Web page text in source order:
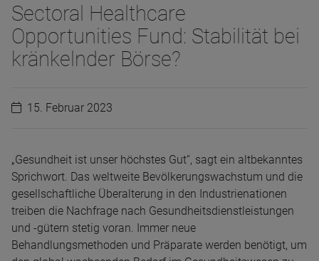
Sectoral Healthcare
Opportunities Fund: Stabilität bei
kränkelnder Börse?
15. Februar 2023
„Gesundheit ist unser höchstes Gut“, sagt ein altbekanntes
Sprichwort. Das weltweite Bevölkerungswachstum und die
gesellschaftliche Überalterung in den Industrienationen
treiben die Nachfrage nach Gesundheitsdienstleistungen
und -gütern stetig voran. Immer neue
Behandlungsmethoden und Präparate werden benötigt, um